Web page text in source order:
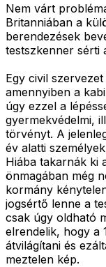
Nem várt
Britanniában a
berendezések
testszkenner sérti
Egy civil
amennyiben a
úgy ezzel a
gyermekvédelmi,
törvényt. A
év alatti
Hiába takarnák ki
önmagában még
kormány
jogsértő lenne a
csak úgy oldható
elrendelik, hogy a
átvilágítani és
meztelen kép.